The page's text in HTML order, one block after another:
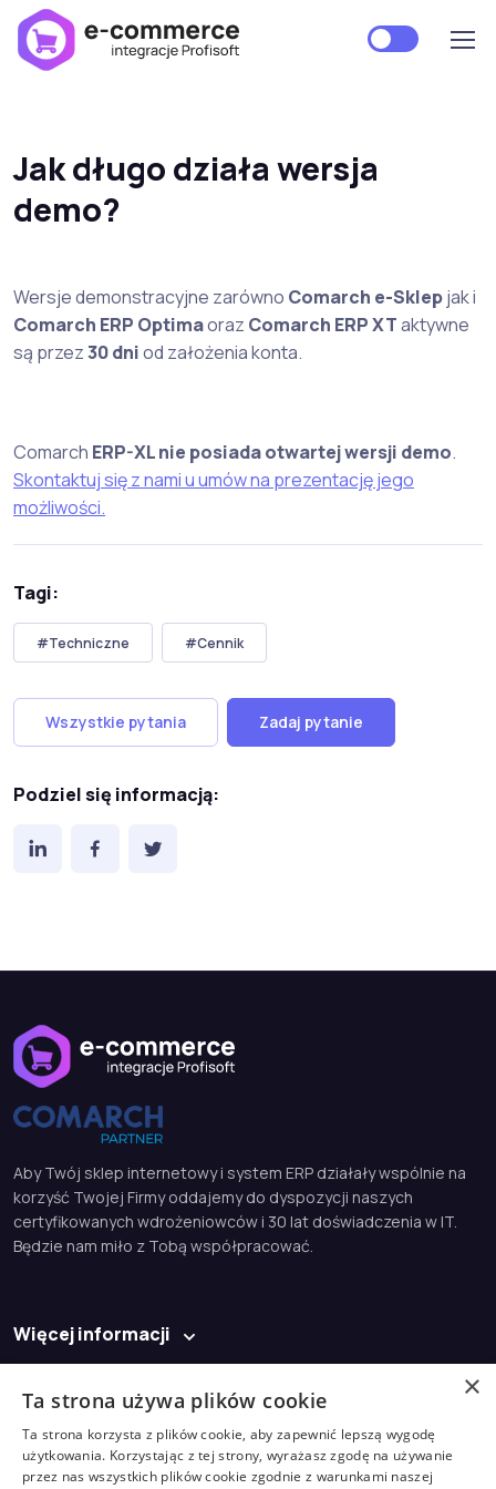
Jak długo działa wersja
demo?
Wersje demonstracyjne zarówno Comarch e-Sklepjak i
Comarch ERP Optimaoraz Comarch ERP XTaktywne
są przez30 dniod założenia konta.
Comarch ERP-XL nie posiada otwartej wersji demo.
Skontaktuj się z nami u umów na prezentację jego
możliwości.
Tagi:
#Techniczne #Cennik
Wszystkie pytania Zadaj pytanie
Podziel się informacją:
Aby Twój sklep internetowy i system ERP działały wspólnie na
korzyść Twojej Firmy oddajemy do dyspozycji naszych
certyfikowanych wdrożeniowców i 30 lat doświadczenia w IT.
Będzie nam miło z Tobą współpracować.
Więcej informacji
Kontakt
biuro@profisoft.pl
×
Ta strona używa plików cookie
Ta strona korzysta z plików cookie, aby zapewnić lepszą wygodę
użytkowania. Korzystając z tej strony, wyrażasz zgodę na używanie
przez nas wszystkich plików cookie zgodnie z warunkami naszej